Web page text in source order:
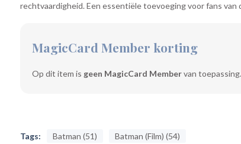
rechtvaardigheid. Een essentiële toevoeging voor fans van
MagicCard Member korting
Op dit item is geen MagicCard Membervan toepassing.
Tags: Batman (51) Batman (Film) (54)